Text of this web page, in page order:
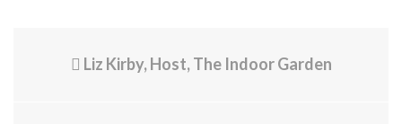
Liz Kirby, Host, The Indoor Garden